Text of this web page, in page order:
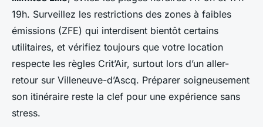
19h. Surveillez les restrictions des zones à faibles
émissions (ZFE) qui interdisent bientôt certains
utilitaires, et vérifiez toujours que votre location
respecte les règles Crit’Air, surtout lors d’un aller-
retour sur Villeneuve-d’Ascq. Préparer soigneusement
son itinéraire reste la clef pour une expérience sans
stress.